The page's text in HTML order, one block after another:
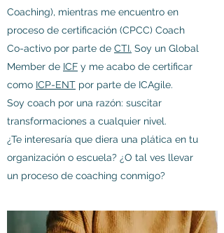
Coaching), mientras me encuentro en
proceso de certificación (CPCC) Coach
Co-activo por parte de CTI. Soy un Global
Member de ICF y me acabo de certificar
como ICP-ENT por parte de ICAgile.
Soy coach por una razón: suscitar
transformaciones a cualquier nivel.
¿Te interesaría que diera una plática en tu
organización o escuela? ¿O tal ves llevar
un proceso de coaching conmigo?